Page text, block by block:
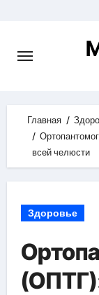
content
Главная
всей челюсти
Здоровье